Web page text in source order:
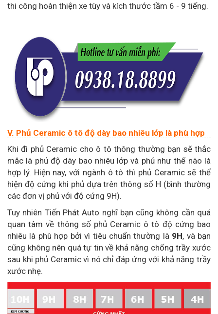
thi công hoàn thiện xe tùy và kích thước tầm 6 - 9 tiếng.
V. Phủ Ceramic ô tô độ dày bao nhiêu lớp là phù hợp
Khi đi phủ Ceramic cho ô tô thông thường bạn sẽ thắc
mắc là phủ độ dày bao nhiêu lớp và phủ như thế nào là
hợp lý. Hiện nay, với ngành ô tô thì phủ Ceramic sẽ thể
hiện độ cứng khi phủ dựa trên thông số H (bình thường
các đơn vị phủ với độ cứng 9H).
Tuy nhiên Tiến Phát Auto nghĩ bạn cũng không cần quá
quan tâm về thông số phủ Ceramic ô tô độ cứng bao
nhiêu là phù hợp bởi vì tiêu chuẩn thường là 9H, và bạn
cũng không nên quá tự tin về khả năng chống trầy xước
sau khi phủ Ceramic vì nó chỉ đáp ứng với khả năng trầy
xước nhẹ.